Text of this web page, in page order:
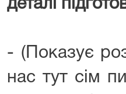
деталі
- (Показує
нас тут сім